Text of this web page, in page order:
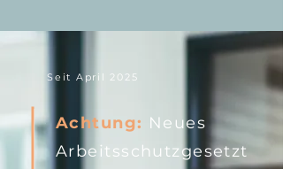
Seit April 2025
Achtung: Neues
Arbeitsschutzgesetzt